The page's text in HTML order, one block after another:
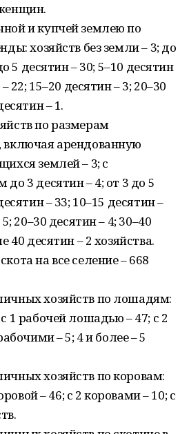
и купчей землею по
хозяйств без земли – 3; до
5 десятин – 30; 5–10 десятин
22; 15–20 десятин – 3; 20–30
– 1.
по размерам
включая арендованную
землей – 3; с
до 3 десятин – 4; от 3 до 5
– 33; 10–15 десятин –
20–30 десятин – 4; 30–40
40 десятин – 2 хозяйства.
на все селение – 668
хозяйств по лошадям:
1 рабочей лошадью – 47; с 2
– 5; 4 и более – 5
хозяйств по коровам:
– 46; с 2 коровами – 10; с